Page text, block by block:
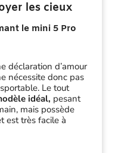
les cieux
le mini 5 Pro
déclaration d’amour
nécessite donc pas
Le tout
idéal, pesant
mais possède
est très facile à